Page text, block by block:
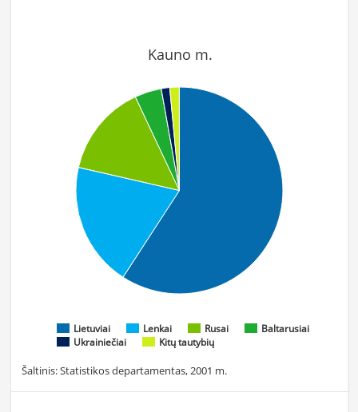
Kauno m.
Lietuviai Lenkai Rusai
Baltarusiai
Ukrainiečiai
Kitų tautybių
Šaltinis: Statistikos departamentas, 2001 m.